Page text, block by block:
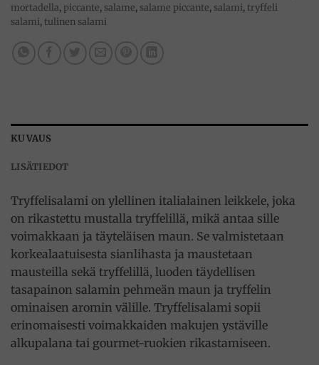
mortadella,piccante, salame, salame piccante, salami,tryffeli
salami,tulinen salami
KUVAUS
LISÄTIEDOT
Tryffelisalami on ylellinen italialainen leikkele, joka
on rikastettu mustalla tryffelillä, mikä antaa sille
voimakkaan ja täyteläisen maun. Se valmistetaan
korkealaatuisesta sianlihasta ja maustetaan
mausteilla sekä tryffelillä, luoden täydellisen
tasapainon salamin pehmeän maun ja tryffelin
ominaisen aromin välille. Tryffelisalami sopii
erinomaisesti voimakkaiden makujen ystäville
alkupalana tai gourmet-ruokien rikastamiseen.